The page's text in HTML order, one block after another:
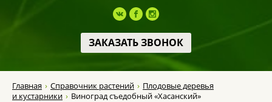
ЗАКАЗАТЬ ЗВОНОК
Главная Справочник растений
Плодовые деревья
и кустарники
Виноград съедобный «Хасанский»